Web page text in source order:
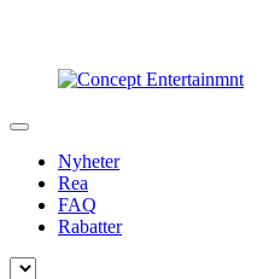
Nyheter
Rea
FAQ
Rabatter